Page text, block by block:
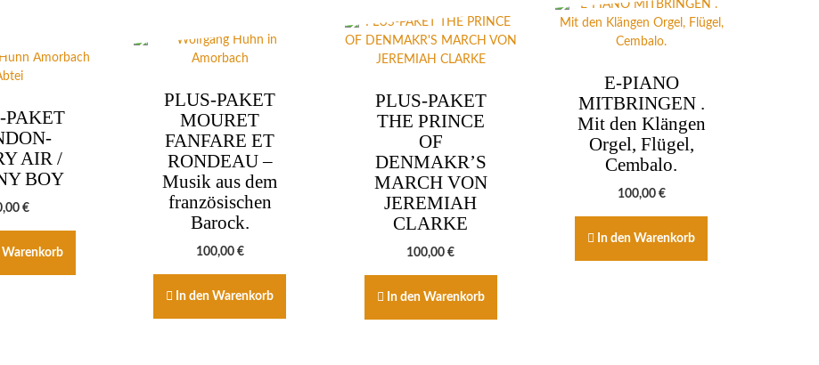
PAKET
AIR /
BOY
€
Warenkorb
PLUS-PAKET
MOURET
FANFARE ET
RONDEAU –
Musik aus dem
französischen
Barock.
100,00 €
In den Warenkorb
PLUS-PAKET
THE PRINCE
OF
DENMAKR’S
MARCH VON
JEREMIAH
CLARKE
100,00€
In den Warenkorb
E-PIANO
MITBRINGEN .
Mit den Klängen
Orgel, Flügel,
Cembalo.
100,00 €
In den Warenkorb